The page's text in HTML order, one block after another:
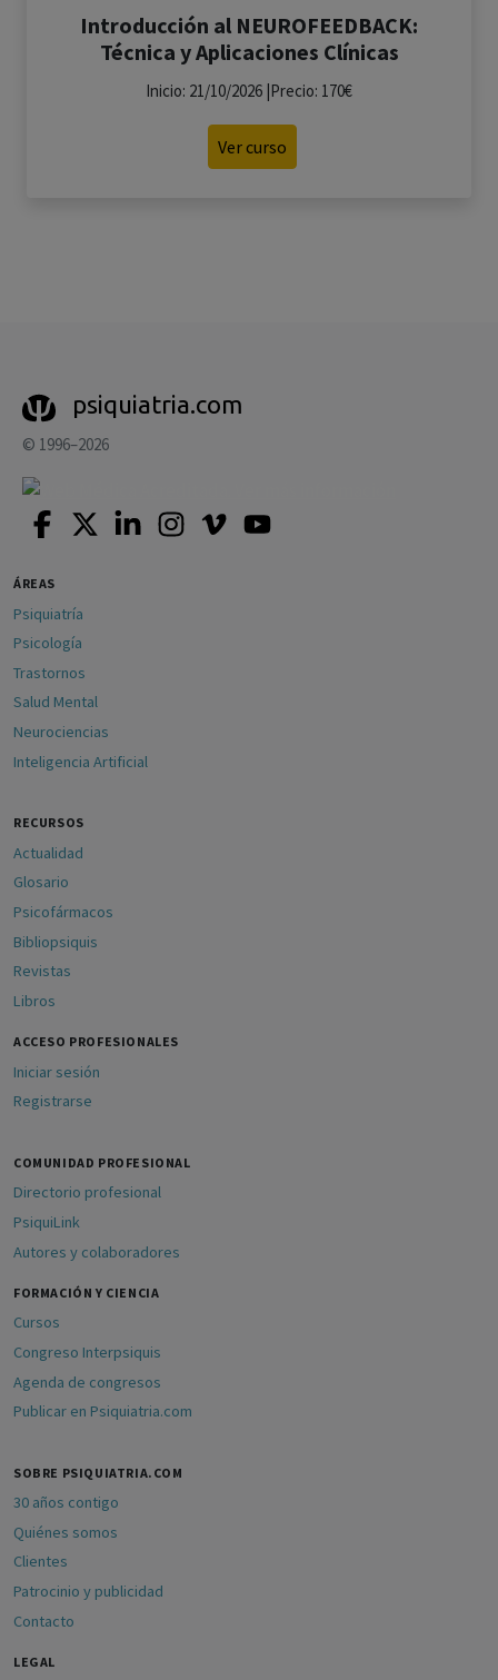
Introducción al NEUROFEEDBACK:
Técnica y Aplicaciones Clínicas
Inicio: 21/10/2026 |Precio: 170€
Ver curso
psiquiatria.com
© 1996–2026
ÁREAS
Psiquiatría
Psicología
Trastornos
Salud Mental
Neurociencias
Inteligencia Artificial
RECURSOS
Actualidad
Glosario
Psicofármacos
Bibliopsiquis
Revistas
Libros
ACCESO PROFESIONALES
Iniciar sesión
Registrarse
COMUNIDAD PROFESIONAL
Directorio profesional
PsiquiLink
Autores y colaboradores
FORMACIÓN Y CIENCIA
Cursos
Congreso Interpsiquis
Agenda de congresos
Publicar en Psiquiatria.com
SOBRE PSIQUIATRIA.COM
30 años contigo
Quiénes somos
Clientes
Patrocinio y publicidad
Contacto
LEGAL